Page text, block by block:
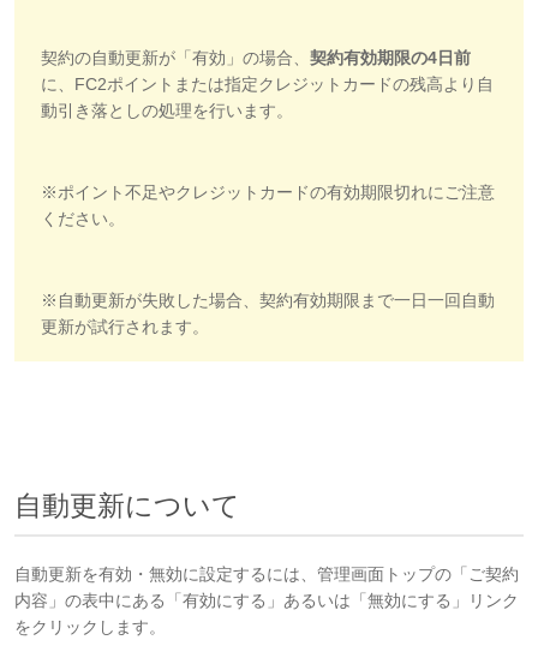
契約の自動更新が「有効」の場合、 契約有効期限の4日前
に、FC2ポイントまたは指定クレジットカードの残高より自
動引き落としの処理を行います。
※ポイント不足やクレジットカードの有効期限切れにご注意
ください。
※自動更新が失敗した場合、契約有効期限まで一日一回自動
更新が試行されます。
自動更新について
自動更新を有効・無効に設定するには、管理画面トップの「ご契約
内容」の表中にある「有効にする」あるいは「無効にする」リンク
をクリックします。